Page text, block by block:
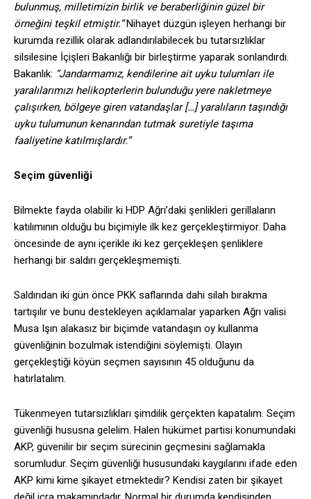
bulunmuş, milletimizin birlik ve beraberliğinin güzel bir
örneğini teşkil etmiştir.”Nihayet düzgün işleyen herhangi bir
kurumda rezillik olarak adlandırılabilecek bu tutarsızlıklar
silsilesine İçişleri Bakanlığı bir birleştirme yaparak sonlandırdı.
Bakanlık: “Jandarmamız, kendilerine ait uyku tulumları ile
yaralılarımızı helikopterlerin bulunduğu yere nakletmeye
çalışırken, bölgeye giren vatandaşlar […] yaralıların taşındığı
uyku tulumunun kenarından tutmak suretiyle taşıma
faaliyetine katılmışlardır.”
Seçim güvenliği
Bilmekte fayda olabilir ki HDP Ağrı’daki şenlikleri gerillaların
katılımının olduğu bu biçimiyle ilk kez gerçekleştirmiyor. Daha
öncesinde de aynı içerikle iki kez gerçekleşen şenliklere
herhangi bir saldırı gerçekleşmemişti.
Saldırıdan iki gün önce PKK saflarında dahi silah bırakma
tartışılır ve bunu destekleyen açıklamalar yaparken Ağrı valisi
Musa Işın alakasız bir biçimde vatandaşın oy kullanma
güvenliğinin bozulmak istendiğini söylemişti. Olayın
gerçekleştiği köyün seçmen sayısının 45 olduğunu da
hatırlatalım.
Tükenmeyen tutarsızlıkları şimdilik gerçekten kapatalım. Seçim
güvenliği hususna gelelim. Halen hükümet partisi konumundaki
AKP, güvenilir bir seçim sürecinin geçmesini sağlamakla
sorumludur. Seçim güvenliği hususundaki kaygılarını ifade eden
AKP kimi kime şikayet etmektedir? Kendisi zaten bir şikayet